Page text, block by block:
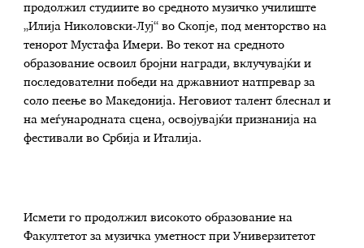
продолжил студиите во средното музичко училиште
„Илија Николовски-Луј“ во Скопје, под менторство на
тенорот Мустафа Имери. Во текот на средното
образование освоил бројни награди, вклучувајќи и
последователни победи на државниот натпревар за
соло пеење во Македонија. Неговиот талент блеснал и
на меѓународната сцена, освојувајќи признанија на
фестивали во Србија и Италија.
Исмети го продолжил високото образование на
Факултетот за музичка уметност при Универзитетот